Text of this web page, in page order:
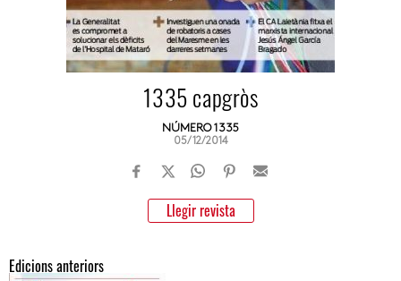
1335 capgròs
NÚMERO 1335
05/12/2014
Llegir revista
Edicions anteriors